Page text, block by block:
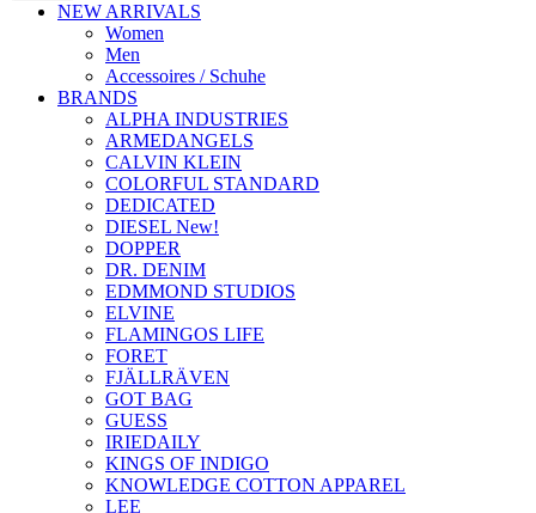
NEW ARRIVALS
Women
Men
Accessoires / Schuhe
BRANDS
ALPHA INDUSTRIES
ARMEDANGELS
CALVIN KLEIN
COLORFUL STANDARD
DEDICATED
DIESEL New!
DOPPER
DR. DENIM
EDMMOND STUDIOS
ELVINE
FLAMINGOS LIFE
FORET
FJÄLLRÄVEN
GOT BAG
GUESS
IRIEDAILY
KINGS OF INDIGO
KNOWLEDGE COTTON APPAREL
LEE